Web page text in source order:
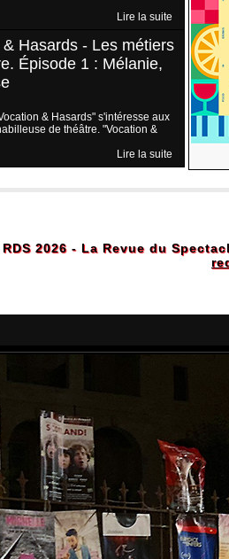
Lire la suite
Hasards - Les métiers
Épisode 1 : Mélanie,
& Hasards" s'intéresse aux
de théâtre. "Vocation &
Lire la suite
2026 - La Revue du